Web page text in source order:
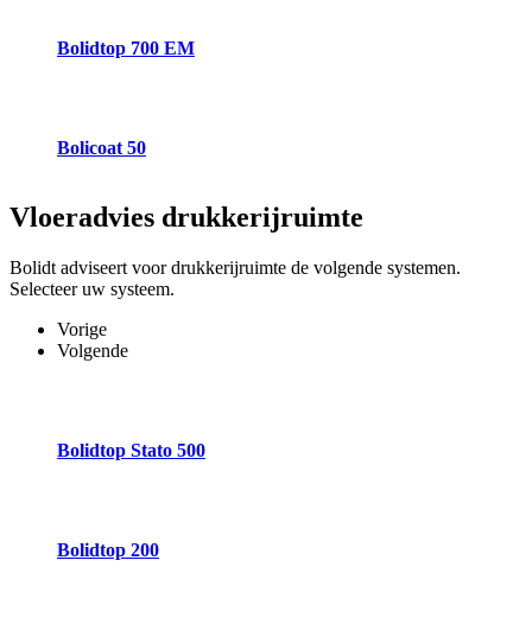
Bolidtop 700 EM
Bolicoat 50
Vloeradvies drukkerijruimte
Bolidt adviseert voor drukkerijruimte de volgende systemen.
Selecteer uw systeem.
Vorige
Volgende
Bolidtop Stato 500
Bolidtop 200